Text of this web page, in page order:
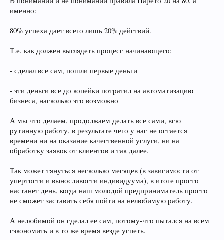
именно:
80% успеха дает всего лишь 20% действий.
Т.е. как должен выглядеть процесс начинающего:
- сделал все сам, пошли первые деньги
- эти деньги все до копейки потратил на автоматизацию
бизнеса, насколько это возможно
А мы что делаем, продолжаем делать все сами, всю
рутинную работу, в результате чего у нас не остается
времени ни на оказание качественной услуги, ни на
обработку заявок от клиентов и так далее.
Так может тянуться несколько месяцев (в зависимости от
упертости и выносливости индивидуума), в итоге просто
настанет день, когда наш молодой предприниматель просто
не сможет заставить себя пойти на нелюбимую работу.
А нелюбимой он сделал ее сам, потому-что пытался на всем
сэкономить и в то же время везде успеть.